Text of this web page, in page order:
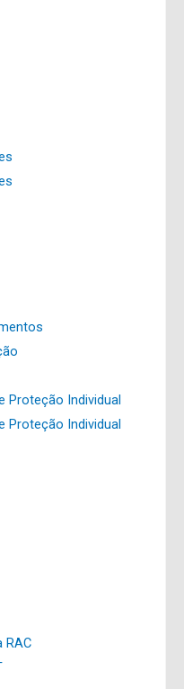
Proteção Individual
Proteção Individual
RAC